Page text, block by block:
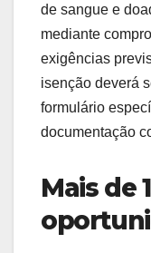
de sangue e
mediante
exigências
isenção deverá
formulário
documentação
Mais de